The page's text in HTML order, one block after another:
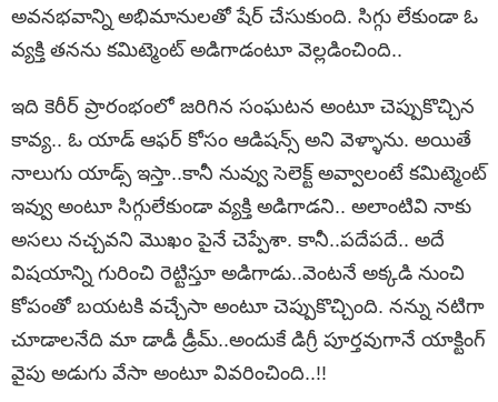
అవనభవాన్ని అభిమానులతో షేర్ చేసుకుంది. సిగ్గు లేకుండా ఓ
వ్యక్తి తనను కమిట్మెంట్ అడిగాడంటూ వెల్లడించింది..
ఇది కెరీర్ ప్రారంభంలో జరిగిన సంఘటన అంటూ చెప్పుకొచ్చిన
కావ్య.. ఓ యాడ్ ఆఫర్ కోసం ఆడిషన్స్ అని వెళ్ళాను. అయితే
నాలుగు యాడ్స్‌ ఇస్తా..కానీ నువ్వు సెలెక్ట్ అవ్వాలంటే కమిట్మెంట్
ఇవ్వు అంటూ సిగ్గులేకుండా వ్యక్తి అడిగాడని.. అలాంటివి నాకు
అసలు నచ్చవని మొఖం పైనే చెప్పేశా. కానీ..పదేపదే.. అదే
విషయాన్ని గురించి రెట్టిస్తూ అడిగాడు..వెంటనే అక్కడి నుంచి
కోపంతో బయటకి వచ్చేసా అంటూ చెప్పుకొచ్చింది. నన్ను నటిగా
చూడాలనేది మా డాడీ డ్రీమ్..అందుకే డిగ్రీ పూర్తవుగానే యాక్టింగ్
వైపు అడుగు వేసా అంటూ వివ‌రించింది..!!